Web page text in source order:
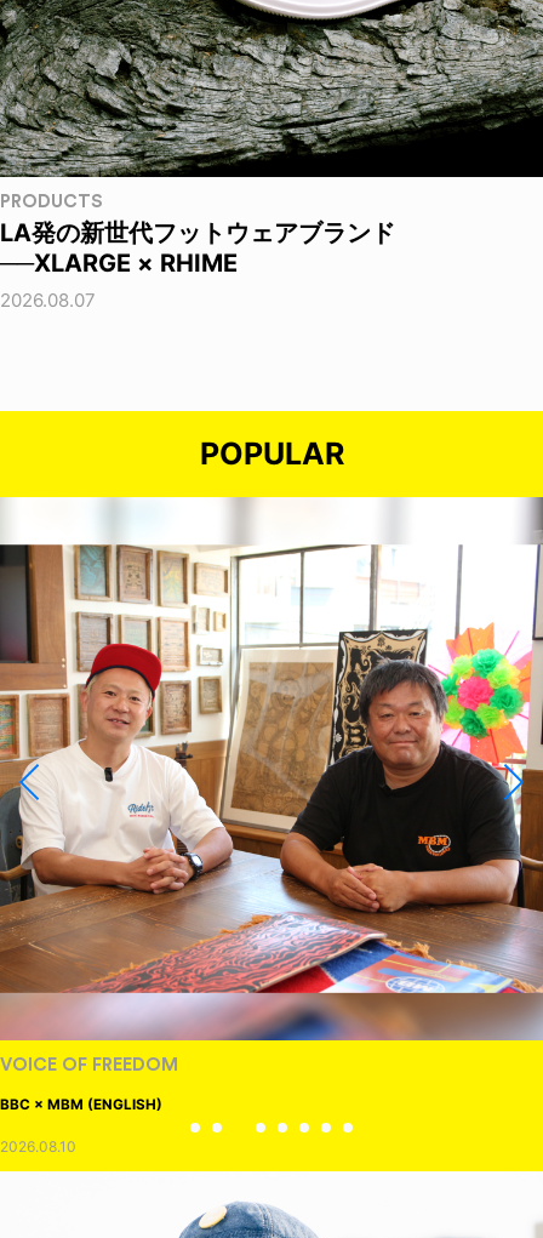
PRODUCTS
LA発の新世代フットウェアブランド
──XLARGE × RHIME
2026.08.07
POPULAR
VOICE OF FREEDOM
BBC × MBM (ENGLISH)
2026.08.10